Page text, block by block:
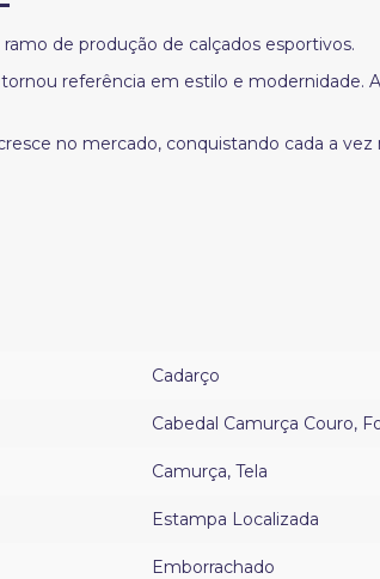
de produção de calçados esportivos.
referência em estilo e
no mercado, conquistando cada a
Cadarço
Cabedal Camurça Couro,
Camurça, Tela
Estampa Localizada
Emborrachado